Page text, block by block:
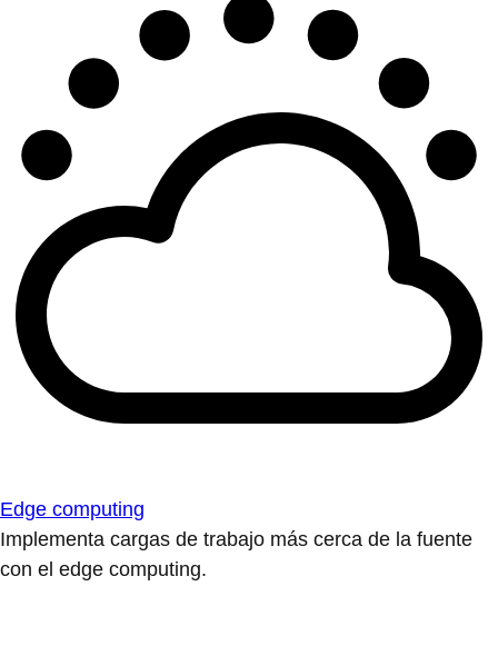
Edge computing
Implementa cargas de trabajo más cerca de la fuente
con el edge computing.